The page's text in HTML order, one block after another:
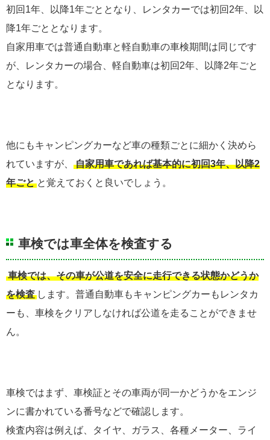
初回1年、以降1年ごととなり、レンタカーでは初回2年、以
降1年ごととなります。
自家用車では普通自動車と軽自動車の車検期間は同じです
が、レンタカーの場合、軽自動車は初回2年、以降2年ごと
となります。
他にもキャンピングカーなど車の種類ごとに細かく決めら
れていますが、
自家用車であれば基本的に初回3年、以降2
年ごと と覚えておくと良いでしょう。
車検では車全体を検査する
車検では、その車が公道を安全に走行できる状態かどうか
を検査 します。普通自動車もキャンピングカーもレンタカ
ーも、車検をクリアしなければ公道を走ることができませ
ん。
車検ではまず、車検証とその車両が同一かどうかをエンジ
ンに書かれている番号などで確認します。
検査内容は例えば、タイヤ、ガラス、各種メーター、ライ